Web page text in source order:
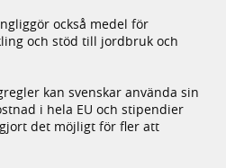
också medel för
och stöd till jordbruk och
kan svenskar använda sin
i hela EU och stipendier
gjort det möjligt för fler att